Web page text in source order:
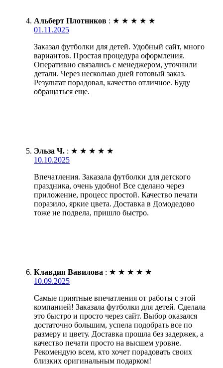
Альберт Плотников : ★ ★ ★ ★ ★
01.11.2025
Заказал футболки для детей. Удобный сайт, много
вариантов. Простая процедура оформления.
Оперативно связались с менеджером, уточнили
детали. Через несколько дней готовый заказ.
Результат порадовал, качество отличное. Буду
обращаться еще.
Эльза Ч. : ★ ★ ★ ★ ★
10.10.2025
Впечатления. Заказала футболки для детского
праздника, очень удобно! Все сделано через
приложение, процесс простой. Качество печати
поразило, яркие цвета. Доставка в Домодедово
тоже не подвела, пришло быстро.
Клавдия Вавилова : ★ ★ ★ ★ ★
10.09.2025
Самые приятные впечатления от работы с этой
компанией! Заказала футболки для детей. Сделала
это быстро и просто через сайт. Выбор оказался
достаточно большим, успела подобрать все по
размеру и цвету. Доставка прошла без задержек, а
качество печати просто на высшем уровне.
Рекомендую всем, кто хочет порадовать своих
близких оригинальным подарком!